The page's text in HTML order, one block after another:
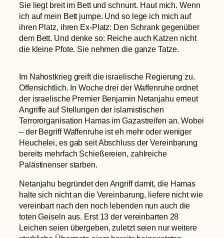
Sie liegt breit im Bett und schnurrt. Haut mich. Wenn
ich auf mein Bett jumpe. Und so lege ich mich auf
ihren Platz, ihren Ex-Platz: Den Schrank gegenüber
dem Bett. Und denke so: Reiche auch Katzen nicht
die kleine Pfote. Sie nehmen die ganze Tatze.
Im Nahostkrieg greift die israelische Regierung zu.
Offensichtlich. In Woche drei der Waffenruhe ordnet
der israelische Premier Benjamin Netanjahu erneut
Angriffe auf Stellungen der islamistischen
Terrororganisation Hamas im Gazastreifen an. Wobei
– der Begriff Waffenruhe ist eh mehr oder weniger
Heuchelei, es gab seit Abschluss der Vereinbarung
bereits mehrfach Schießereien, zahlreiche
Palästinenser starben.
Netanjahu begründet den Angriff damit, die Hamas
halte sich nicht an die Vereinbarung, liefere nicht wie
vereinbart nach den noch lebenden nun auch die
toten Geiseln aus. Erst 13 der vereinbarten 28
Leichen seien übergeben, zuletzt seien nur weitere